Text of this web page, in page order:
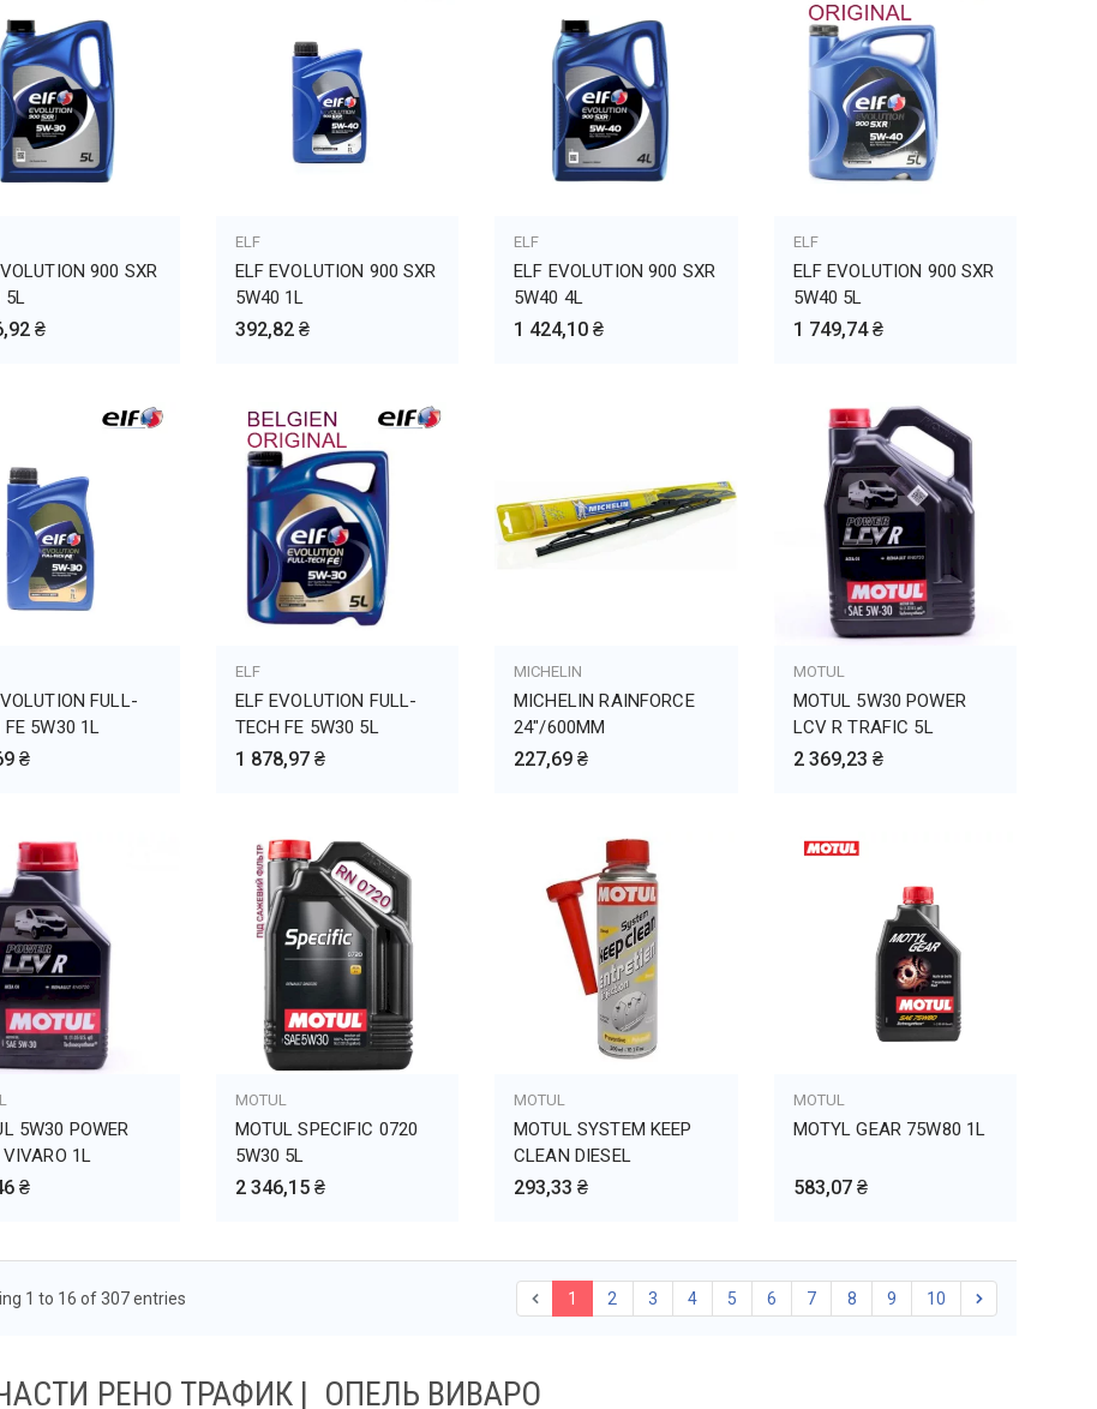
В КОРЗИНУ
900 SXR
5L
₴
ДОБАВИТЬ В КОРЗИНУ
ELF
ELF EVOLUTION 900 SXR
5W40 1L
392,82 ₴
ДОБАВИТЬ В КОРЗИНУ
ELF
ELF EVOLUTION 900 SXR
5W40 4L
1 424,10 ₴
ДОБАВИТЬ В КОРЗИНУ
ELF
ELF EVOLUTION 900 SXR
5W40 5L
1 749,74 ₴
В КОРЗИНУ
FULL-
FE 5W30 1L
₴
ДОБАВИТЬ В КОРЗИНУ
ELF
ELF EVOLUTION FULL-
TECH FE 5W30 5L
1 878,97 ₴
ДОБАВИТЬ В КОРЗИНУ
MICHELIN
MICHELIN RAINFORCE
24"/600MM
227,69 ₴
ДОБАВИТЬ В КОРЗИНУ
MOTUL
MOTUL 5W30 POWER
LCV R TRAFIC 5L
2 369,23 ₴
В КОРЗИНУ
5W30 POWER
VIVARO 1L
₴
ДОБАВИТЬ В КОРЗИНУ
MOTUL
MOTUL SPECIFIC 0720
5W30 5L
2 346,15 ₴
ДОБАВИТЬ В КОРЗИНУ
MOTUL
MOTUL SYSTEM KEEP
CLEAN DIESEL
293,33 ₴
ДОБАВИТЬ В КОРЗИНУ
MOTUL
MOTYL GEAR 75W80 1L
583,07 ₴
1 to 16 of 307 entries 1 2 3 4 5 6 7 8 9 10
РЕНО ТРАФИК | ОПЕЛЬ ВИВАРО